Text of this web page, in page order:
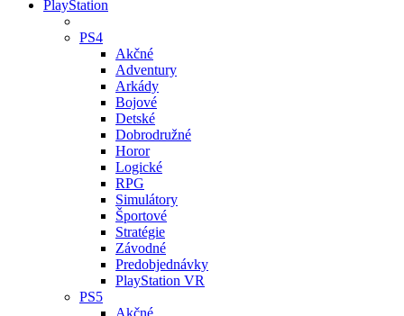
PlayStation
PS4
Akčné
Adventury
Arkády
Bojové
Detské
Dobrodružné
Horor
Logické
RPG
Simulátory
Športové
Stratégie
Závodné
Predobjednávky
PlayStation VR
PS5